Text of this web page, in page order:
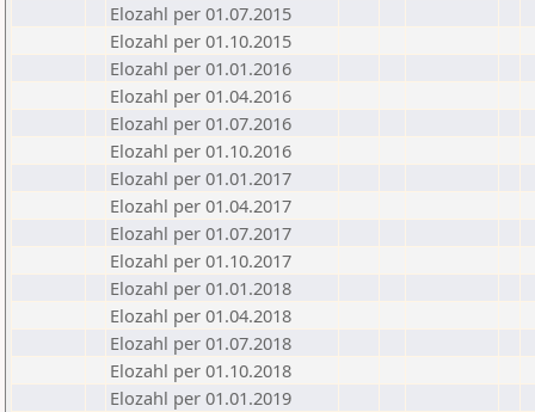
Elozahl per 01.07.2015
Elozahl per 01.10.2015
Elozahl per 01.01.2016
Elozahl per 01.04.2016
Elozahl per 01.07.2016
Elozahl per 01.10.2016
Elozahl per 01.01.2017
Elozahl per 01.04.2017
Elozahl per 01.07.2017
Elozahl per 01.10.2017
Elozahl per 01.01.2018
Elozahl per 01.04.2018
Elozahl per 01.07.2018
Elozahl per 01.10.2018
Elozahl per 01.01.2019